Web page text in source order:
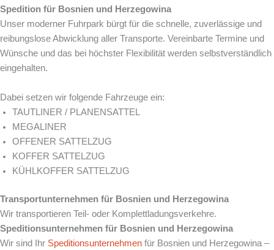
Spedition für Bosnien und Herzegowina
Unser moderner Fuhrpark bürgt für die schnelle, zuverlässige und
reibungslose Abwicklung aller Transporte. Vereinbarte Termine und
Wünsche und das bei höchster Flexibilität werden selbstverständlich
eingehalten.
Dabei setzen wir folgende Fahrzeuge ein:
TAUTLINER / PLANENSATTEL
MEGALINER
OFFENER SATTELZUG
KOFFER SATTELZUG
KÜHLKOFFER SATTELZUG
Transportunternehmen für Bosnien und Herzegowina
Wir transportieren Teil- oder Komplettladungsverkehre.
Speditionsunternehmen für Bosnien und Herzegowina
Wir sind Ihr Speditionsunternehmen für Bosnien und Herzegowina –